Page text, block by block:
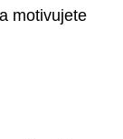
motivujete